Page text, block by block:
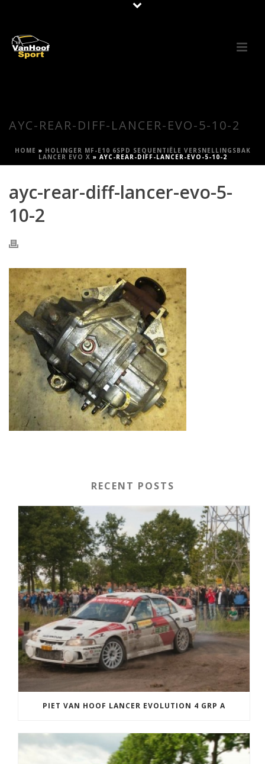
AYC-REAR-DIFF-LANCER-EVO-5-10-2
HOME » HOLINGER MF-E10 6SPD SEQUENTIËLE VERSNELLINGSBAK
LANCER EVO X » AYC-REAR-DIFF-LANCER-EVO-5-10-2
ayc-rear-diff-lancer-evo-5-
10-2
RECENT POSTS
PIET VAN HOOF LANCER EVOLUTION 4 GRP A